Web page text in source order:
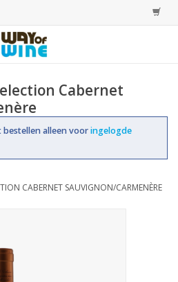
Cabernet
alleen vooringelogde
CABERNET SAUVIGNON/CARMENÈRE